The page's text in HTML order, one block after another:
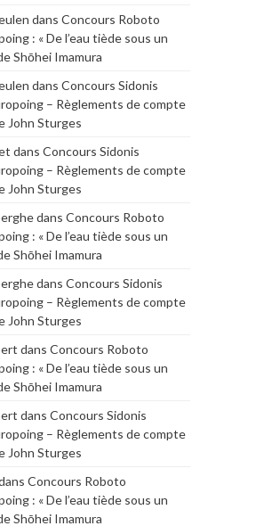
dans Concours Roboto
: « De l’eau tiède sous un
Shōhei Imamura
dans Concours Sidonis
– Règlements de compte
John Sturges
dans Concours Sidonis
– Règlements de compte
John Sturges
dans Concours Roboto
: « De l’eau tiède sous un
Shōhei Imamura
dans Concours Sidonis
– Règlements de compte
John Sturges
dans Concours Roboto
: « De l’eau tiède sous un
Shōhei Imamura
dans Concours Sidonis
– Règlements de compte
John Sturges
Concours Roboto
: « De l’eau tiède sous un
Shōhei Imamura